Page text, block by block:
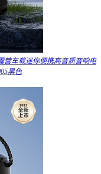
营车载迷你便携高音质音响电
黑色